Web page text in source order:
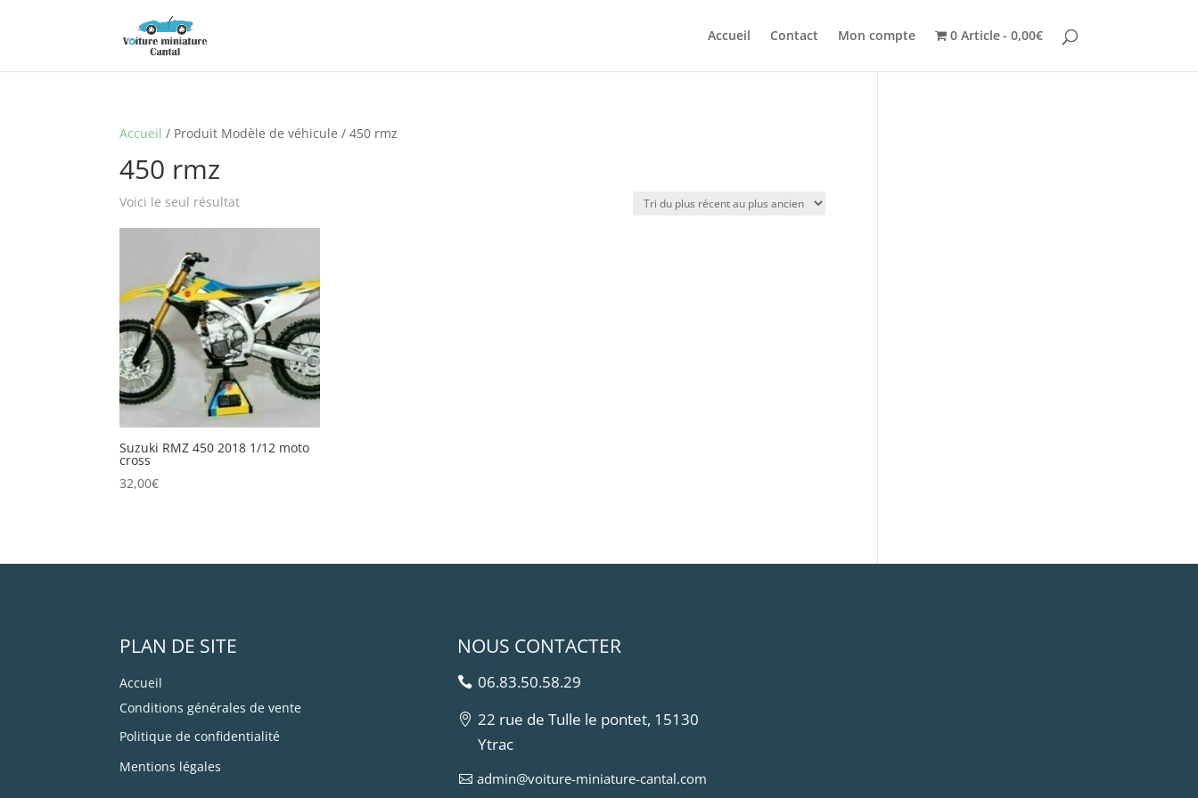
Accueil Contact Mon compte 0 Article 0,00€
Accueil / Produit Modèle de véhicule / 450 rmz
450 rmz
Voici le seul résultat
Suzuki RMZ 450 2018 1/12 moto
cross
32,00€
PLAN DE SITE
Accueil
Conditions générales de vente
Politique de confidentialité
Mentions légales
NOUS CONTACTER
06.83.50.58.29
22 rue de Tulle le pontet, 15130
Ytrac
admin@voiture-miniature-cantal.com